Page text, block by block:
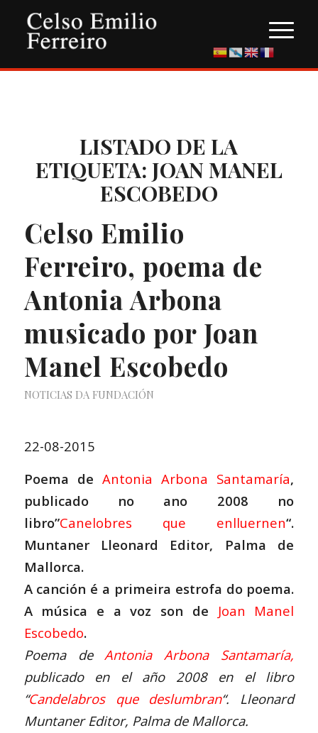
LISTADO DE LA
ETIQUETA: JOAN MANEL
ESCOBEDO
Celso Emilio
Ferreiro, poema de
Antonia Arbona
musicado por Joan
Manel Escobedo
NOTICIAS DA FUNDACIÓN
22-08-2015
Poema de Antonia Arbona Santamaría,
publicado no ano 2008 no
libro”Canelobres que enlluernen“.
Muntaner Lleonard Editor, Palma de
Mallorca.
A canción é a primeira estrofa do poema.
A música e a voz son de Joan Manel
Escobedo.
Poema deAntonia Arbona Santamaría,
publicado en el año 2008 en el libro
“Candelabros que deslumbran“. Lleonard
Muntaner Editor, Palma de Mallorca.